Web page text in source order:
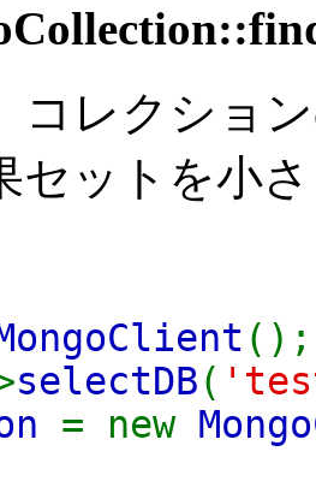
コレクショ
セットを小
();
selectDB(
= new